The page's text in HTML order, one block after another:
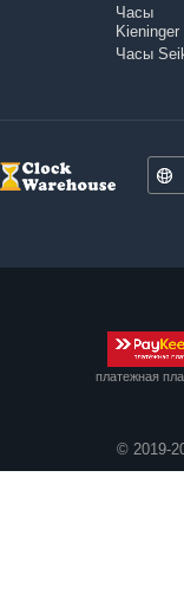
Часы
Kieninger
Часы
платежная
© 2019-